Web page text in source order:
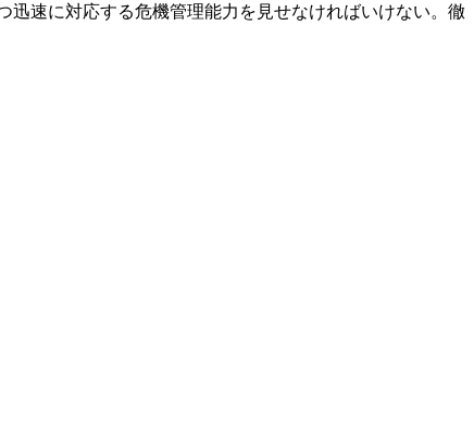
速に対応する危機管理能力を見せなければいけない。徹